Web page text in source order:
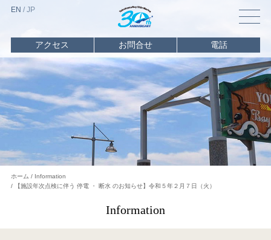
トップ
マリーナ 情報
海遊び 情報
・ チャーター
イベント
アクセス お問合せ 電話
EN / J P
ホーム
Information
【施設年次点検に伴う 停電 ・ 断水 のお知らせ】令和５年２月７日（火）
Information